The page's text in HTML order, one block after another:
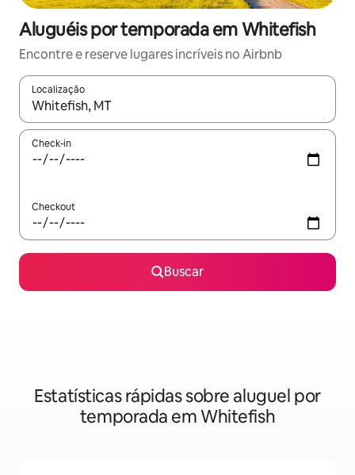
Aluguéis por temporada em Whitefish
Encontre e reserve lugares incríveis no Airbnb
Localização
Quando os resultados estiverem disponíveis, explore-os
Check-in
Checkout
Buscar
Estatísticas rápidas sobre aluguel por
temporada em Whitefish